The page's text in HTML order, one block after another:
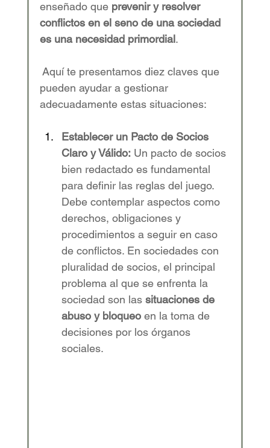
enseñado que prevenir y resolver
conflictos en el seno de una sociedad
es una necesidad primordial.
Aquí te presentamos diez claves que
pueden ayudar a gestionar
adecuadamente estas situaciones:
Establecer un Pacto de Socios
Claro y Válido: Un pacto de socios
bien redactado es fundamental
para definir las reglas del juego.
Debe contemplar aspectos como
derechos, obligaciones y
procedimientos a seguir en caso
de conflictos. En sociedades con
pluralidad de socios, el principal
problema al que se enfrenta la
sociedad son las situaciones de
abuso y bloqueo en la toma de
decisiones por los órganos
sociales.